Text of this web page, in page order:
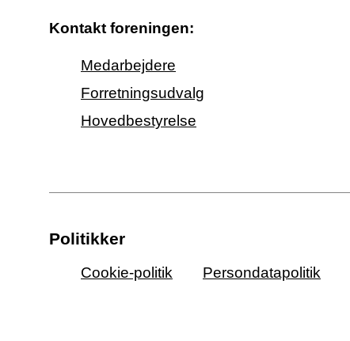
Kontakt foreningen:
Medarbejdere
Forretningsudvalg
Hovedbestyrelse
Politikker
Cookie-politik Persondatapolitik